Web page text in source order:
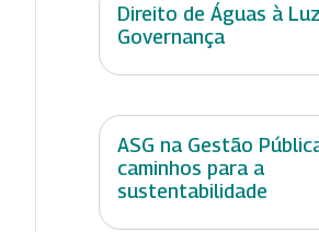
Direito de Águas à
Governança
ASG na Gestão
caminhos para a
sustentabilidade